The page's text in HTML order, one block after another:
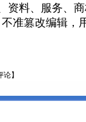
资料、服务、
准篡改编辑，
】